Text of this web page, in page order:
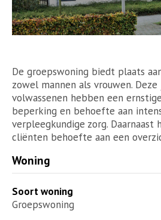
De groepswoning biedt plaats
zowel mannen als vrouwen.
volwassenen hebben een
beperking en behoefte aan
verpleegkundige zorg. Daarnaast
cliënten behoefte aan een
Woning
Soort woning
Groepswoning